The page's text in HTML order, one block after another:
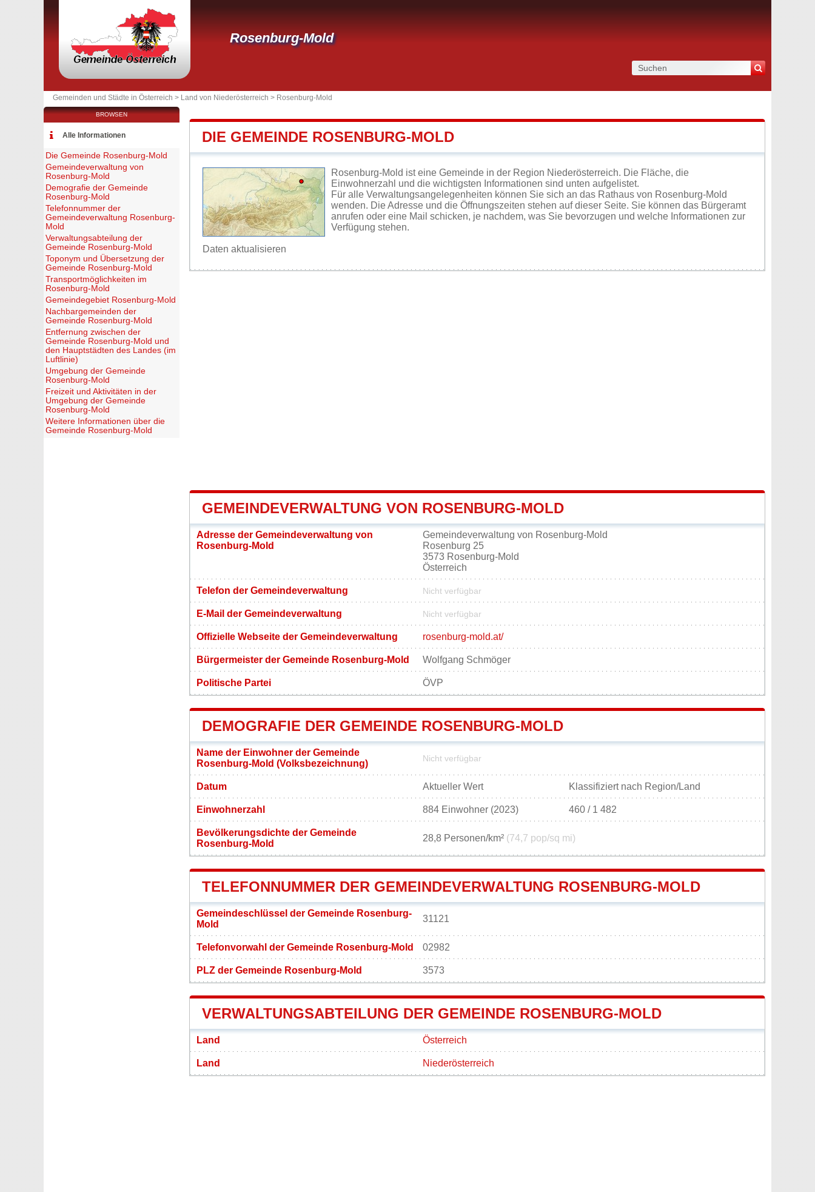
Rosenburg-Mold
Gemeinden und Städte in Österreich > Land von Niederösterreich > Rosenburg-Mold
DIE GEMEINDE ROSENBURG-MOLD
Rosenburg-Mold ist eine Gemeinde in der Region Niederösterreich. Die Fläche, die
Einwohnerzahl und die wichtigsten Informationen sind unten aufgelistet.
Für alle Verwaltungsangelegenheiten können Sie sich an das Rathaus von Rosenburg-Mold
wenden. Die Adresse und die Öffnungszeiten stehen auf dieser Seite. Sie können das Bürgeramt
anrufen oder eine Mail schicken, je nachdem, was Sie bevorzugen und welche Informationen zur
Verfügung stehen.
Daten aktualisieren
GEMEINDEVERWALTUNG VON ROSENBURG-MOLD
Adresse der Gemeindeverwaltung von
Rosenburg-Mold
Gemeindeverwaltung von Rosenburg-Mold
Rosenburg 25
3573 Rosenburg-Mold
Österreich
Telefon der Gemeindeverwaltung Nicht verfügbar
E-Mail der Gemeindeverwaltung Nicht verfügbar
Offizielle Webseite der Gemeindeverwaltung rosenburg-mold.at/
Bürgermeister der Gemeinde Rosenburg-Mold Wolfgang Schmöger
Politische Partei ÖVP
DEMOGRAFIE DER GEMEINDE ROSENBURG-MOLD
Name der Einwohner der Gemeinde
Rosenburg-Mold (Volksbezeichnung)
Nicht verfügbar
Datum Aktueller Wert Klassifiziert nach Region/Land
Einwohnerzahl 884 Einwohner (2023) 460 / 1 482
Bevölkerungsdichte der Gemeinde
Rosenburg-Mold
28,8 Personen/km² (74,7 pop/sq mi)
TELEFONNUMMER DER GEMEINDEVERWALTUNG ROSENBURG-MOLD
Gemeindeschlüssel der Gemeinde Rosenburg-
Mold
31121
Telefonvorwahl der Gemeinde Rosenburg-Mold 02982
PLZ der Gemeinde Rosenburg-Mold 3573
VERWALTUNGSABTEILUNG DER GEMEINDE ROSENBURG-MOLD
Land Österreich
Land Niederösterreich
BROWSEN
Alle Informationen
Die Gemeinde Rosenburg-Mold
Gemeindeverwaltung von
Rosenburg-Mold
Demografie der Gemeinde
Rosenburg-Mold
Telefonnummer der
Gemeindeverwaltung Rosenburg-
Mold
Verwaltungsabteilung der
Gemeinde Rosenburg-Mold
Toponym und Übersetzung der
Gemeinde Rosenburg-Mold
Transportmöglichkeiten im
Rosenburg-Mold
Gemeindegebiet Rosenburg-Mold
Nachbargemeinden der
Gemeinde Rosenburg-Mold
Entfernung zwischen der
Gemeinde Rosenburg-Mold und
den Hauptstädten des Landes (im
Luftlinie)
Umgebung der Gemeinde
Rosenburg-Mold
Freizeit und Aktivitäten in der
Umgebung der Gemeinde
Rosenburg-Mold
Weitere Informationen über die
Gemeinde Rosenburg-Mold